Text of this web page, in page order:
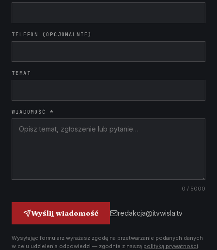
TELEFON (OPCJONALNIE)
TEMAT
WIADOMOŚĆ *
0 / 5000
Wyślij wiadomość redakcja@itvwisla.tv
Wysyłając formularz wyrażasz zgodę na przetwarzanie podanych danych
w celu udzielenia odpowiedzi — zgodnie z naszą polityką prywatności.